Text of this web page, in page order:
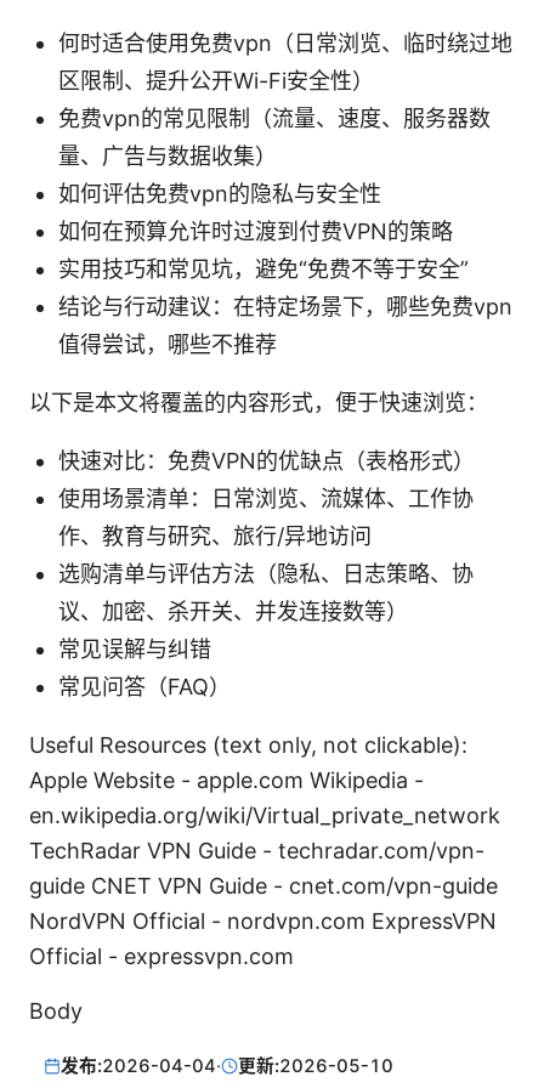
何时适合使用免费vpn（日常浏览、临时绕过地
区限制、提升公开Wi-Fi安全性）
免费vpn的常见限制（流量、速度、服务器数
量、广告与数据收集）
如何评估免费vpn的隐私与安全性
如何在预算允许时过渡到付费VPN的策略
实用技巧和常见坑，避免“免费不等于安全”
结论与行动建议：在特定场景下，哪些免费vpn
值得尝试，哪些不推荐
以下是本文将覆盖的内容形式，便于快速浏览：
快速对比：免费VPN的优缺点（表格形式）
使用场景清单：日常浏览、流媒体、工作协
作、教育与研究、旅行/异地访问
选购清单与评估方法（隐私、日志策略、协
议、加密、杀开关、并发连接数等）
常见误解与纠错
常见问答（FAQ）
Useful Resources (text only, not clickable):
Apple Website - apple.com Wikipedia -
en.wikipedia.org/wiki/Virtual_private_network
TechRadar VPN Guide - techradar.com/vpn-
guide CNET VPN Guide - cnet.com/vpn-guide
NordVPN Official - nordvpn.com ExpressVPN
Official - expressvpn.com
Body
发布:2026-04-04· 更新:2026-05-10